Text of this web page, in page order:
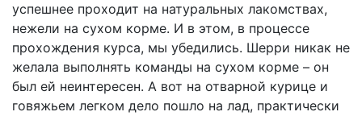
успешнее проходит на натуральных лакомствах,
нежели на сухом корме. И в этом, в процессе
прохождения курса, мы убедились. Шерри никак не
желала выполнять команды на сухом корме – он
был ей неинтересен. А вот на отварной курице и
говяжьем легком дело пошло на лад, практически